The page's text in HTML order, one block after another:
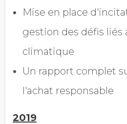
Mise en place
gestion des défis
climatique
Un rapport complet
l'achat responsable
2019